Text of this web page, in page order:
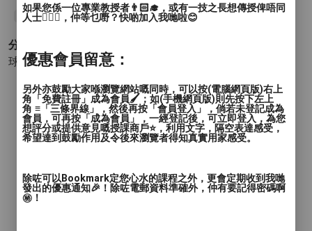
#乒乓球
分類 :
球類運動 - 乒乓球
如果您係一位專業教授者👨🏻‍🎓，或有一技之長想傳授俾唔同
人士🙋🏻‍♂️，仲等乜嘢？快啲加入我哋啦😊
優惠會員留意：
另外亦鼓勵大家喺瀏覽網站嘅同時，可以按(電腦網頁版)右上
角「免費註冊」成為會員🖌️；如(手機網頁版)則先按下左上
角 ≡「三條界線」，然後再按「會員登入」，倘若未登記成為
會員，可再按「成為會員」，一經登記後，可立即登入，為您
想評分或提供意見嘅授課商戶⭐️，利用文字，隔空表達感受，
希望達到鼓勵作用及令後來瀏覽者得知真實用家感受。
除咗可以Bookmark定您心水的課程之外，更會定期收到我哋
發出的優惠通知🎉！除咗電郵資料準確外，仲有要記得密碼啊
㊙️！